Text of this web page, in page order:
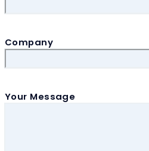
Company
Your Message